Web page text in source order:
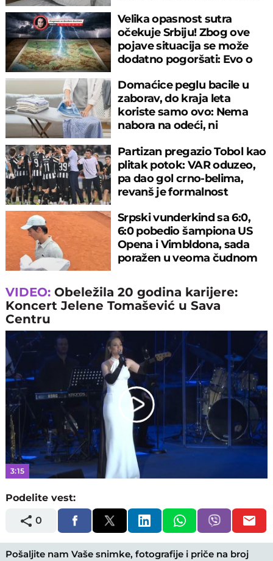
Velika opasnost sutra
očekuje Srbiju! Zbog ove
pojave situacija se može
dodatno pogoršati: Evo o
Domaćice peglu bacile u
zaborav, do kraja leta
koriste samo ovo: Nema
nabora na odeći, ni
Partizan pregazio Tobol kao
plitak potok: VAR oduzeo,
pa dao gol crno-belima,
revanš je formalnost
Srpski vunderkind sa 6:0,
6:0 pobedio šampiona US
Opena i Vimbldona, sada
poražen u veoma čudnom
VIDEO:Obeležila 20 godina karijere:
Koncert Jelene Tomašević u Sava
Centru
Play
Video
3:15
Podelite vest:
0
Pošaljite nam Vaše snimke, fotografije i priče na broj